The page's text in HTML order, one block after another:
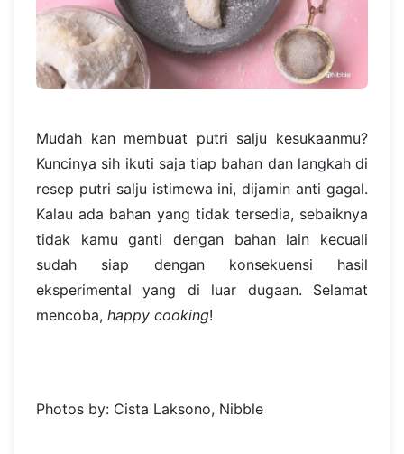
Mudah kan membuat putri salju kesukaanmu?
Kuncinya sih ikuti saja tiap bahan dan langkah di
resep putri salju istimewa ini, dijamin anti gagal.
Kalau ada bahan yang tidak tersedia, sebaiknya
tidak kamu ganti dengan bahan lain kecuali
sudah siap dengan konsekuensi hasil
eksperimental yang di luar dugaan. Selamat
mencoba, happy cooking!
Photos by: Cista Laksono, Nibble